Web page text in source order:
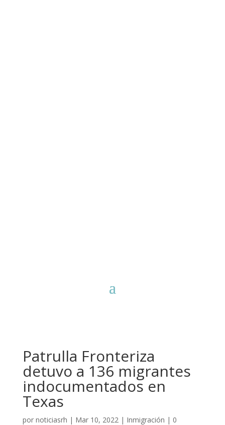
Patrulla Fronteriza
detuvo a 136 migrantes
indocumentados en
Texas
por noticiasrh | Mar 10, 2022| Inmigración | 0